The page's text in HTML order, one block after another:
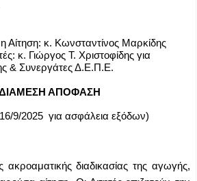
Αίτηση: κ. Κωνσταντίνος Μαρκίδης
κ. Γιώργος Τ. Χριστοφίδης για
& Συνεργάτες Δ.Ε.Π.Ε.
ΑΠΟΦΑΣΗ
16/9/2025 γιαασφάλεια εξόδων)
διαδικασίας της αγωγής,